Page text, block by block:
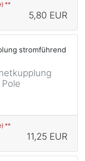
**
5,80 EUR
**
11,25 EUR